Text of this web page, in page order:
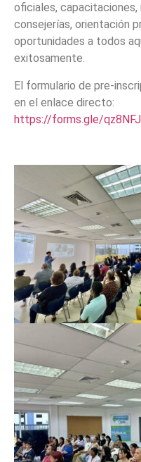
oficiales,
consejerías, orientación
oportunidades a todos
exitosamente.
El formulario de pre-
en el enlace directo:
https://forms.gle/